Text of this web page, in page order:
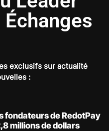
exclusifs sur actualité
:
fondateurs de RedotPay
millions de dollars